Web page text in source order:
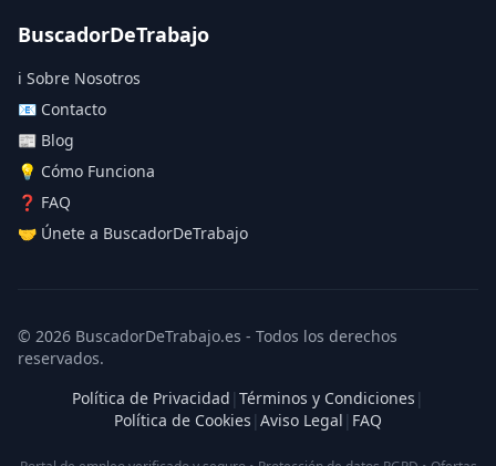
BuscadorDeTrabajo
ℹ️ Sobre Nosotros
📧 Contacto
📰 Blog
💡 Cómo Funciona
❓ FAQ
🤝 Únete a BuscadorDeTrabajo
© 2026 BuscadorDeTrabajo.es - Todos los derechos
reservados.
Política de Privacidad | Términos y Condiciones |
Política de Cookies | Aviso Legal | FAQ